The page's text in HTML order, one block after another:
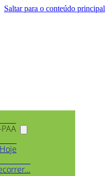
Saltar para o conteúdo principal